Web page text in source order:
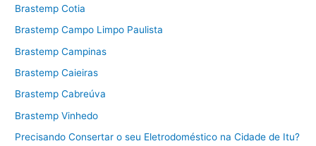
Brastemp Cotia
Brastemp Campo Limpo Paulista
Brastemp Campinas
Brastemp Caieiras
Brastemp Cabreúva
Brastemp Vinhedo
Precisando Consertar o seu Eletrodoméstico na Cidade de Itu?